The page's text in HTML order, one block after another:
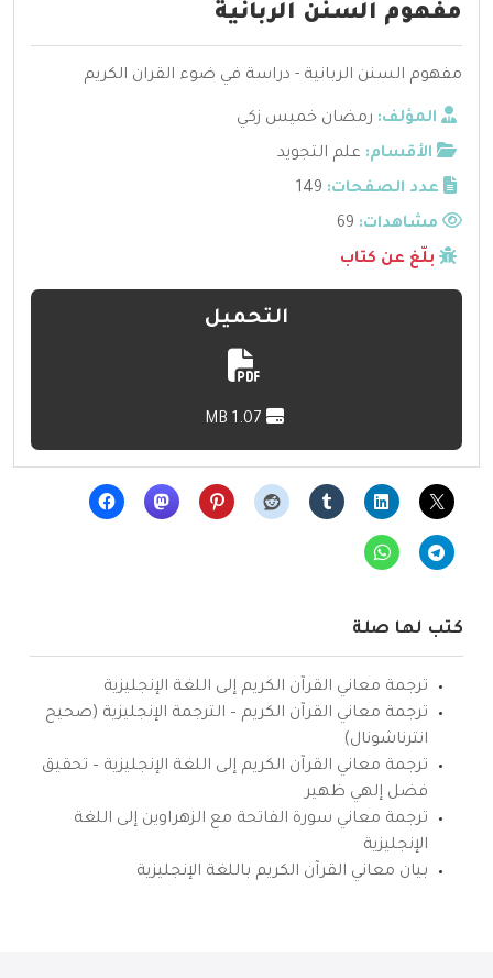
مفهوم السنن الربانية
مفهوم السنن الربانية - دراسة في ضوء القران الكريم
المؤلف: رمضان خميس زكي
الأقسام: علم التجويد
عدد الصفحات: 149
مشاهدات:
بلّغ عن كتاب
التحميل
كتب لها صلة
ترجمة معاني القرآن الكريم إلى اللغة الإنجليزية
ترجمة معاني القرآن الكريم – الترجمة الإنجليزية (صحيح
انترناشونال)
ترجمة معاني القرآن الكريم إلى اللغة الإنجليزية – تحقيق
فضل إلهي ظهير
ترجمة معاني سورة الفاتحة مع الزهراوين إلى اللغة
الإنجليزية
بيان معاني القرآن الكريم باللغة الإنجليزية